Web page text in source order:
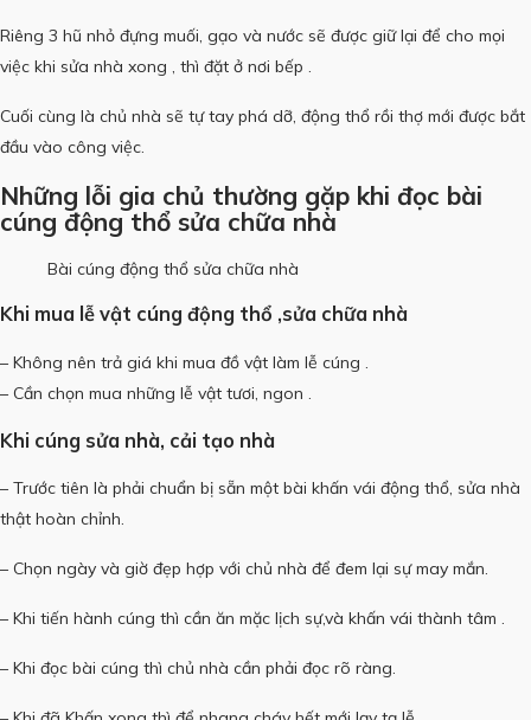
Riêng 3 hũ nhỏ đựng muối, gạo và nước sẽ được giữ lại để cho mọi
việc khi sửa nhà xong , thì đặt ở nơi bếp .
Cuối cùng là chủ nhà sẽ tự tay phá dỡ, động thổ rồi thợ mới được bắt
đầu vào công việc.
Những lỗi gia chủ thường gặp khi đọc bài
cúng động thổ sửa chữa nhà
Bài cúng động thổ sửa chữa nhà
Khi mua lễ vật cúng động thổ ,sửa chữa nhà
– Không nên trả giá khi mua đồ vật làm lễ cúng .
– Cần chọn mua những lễ vật tươi, ngon .
Khi cúng sửa nhà, cải tạo nhà
– Trước tiên là phải chuẩn bị sẵn một bài khấn vái động thổ, sửa nhà
thật hoàn chỉnh.
– Chọn ngày và giờ đẹp hợp với chủ nhà để đem lại sự may mắn.
– Khi tiến hành cúng thì cần ăn mặc lịch sự,và khấn vái thành tâm .
– Khi đọc bài cúng thì chủ nhà cần phải đọc rõ ràng.